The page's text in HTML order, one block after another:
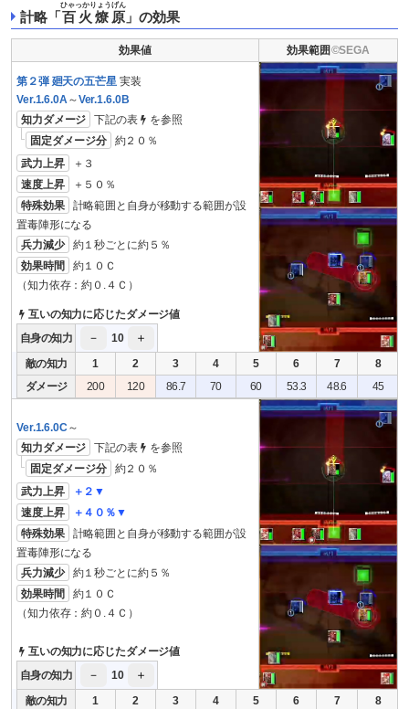
計略「 百火燎原
ひゃっかりょうげん
」の効果
効果値 効果範囲
第２弾 廻天の五芒星 実装
Ver.1.6.0A ～Ver.1.6.0B
知力ダメージ
下記の表
を参照
固定ダメージ分
約２０％
武力上昇
＋３
速度上昇
＋５０％
特殊効果
計略範囲と自身が移動する範囲が設
置毒陣形になる
兵力減少
約１秒ごとに約５％
効果時間
約１０Ｃ
（知力依存：約０.４Ｃ）
互いの知力に応じたダメージ値
自身の知力
－ 10 ＋
敵の知力 1 2 3 4 5 6 7
8
ダメージ
200 120 86.7 70 60 53.3 48.6 45
Ver.1.6.0C～
知力ダメージ
下記の表
を参照
固定ダメージ分
約２０％
武力上昇
＋２▼
速度上昇
＋４０％▼
特殊効果
計略範囲と自身が移動する範囲が設
置毒陣形になる
兵力減少
約１秒ごとに約５％
効果時間
約１０Ｃ
（知力依存：約０.４Ｃ）
互いの知力に応じたダメージ値
自身の知力
－ 10 ＋
敵の知力 1 2 3 4 5 6 7
8